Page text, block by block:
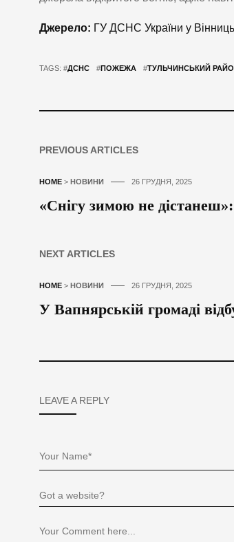
Джерело: ГУ ДСНС України у
TAGS: #ДСНС #ПОЖЕЖА #ТУЛЬЧИНСЬКИЙ
PREVIOUS ARTICLES
HOME > НОВИНИ 26 ГРУДНЯ, 2025
«Снігу зимою не
NEXT ARTICLES
HOME > НОВИНИ 26 ГРУДНЯ, 2025
У Вапнярській громаді
LEAVE A REPLY